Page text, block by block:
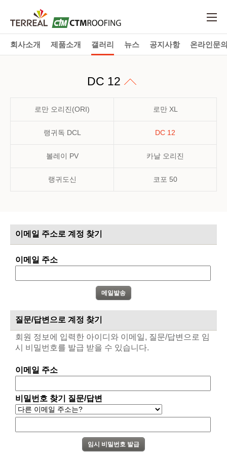
회사소개 제품소개 갤러리 뉴스 공지사항 온라인문
DC 12
로만 오리진(ORI) 로만 XL
랭귀독 DCL DC 12
볼레이 PV 카날 오리진
랭귀도신 코포 50
이메일 주소로 계정 찾기
이메일 주소
질문/답변으로 계정 찾기
회원 정보에 입력한 아이디와 이메일, 질문/답변으로 임
시 비밀번호를 발급 받을 수 있습니다.
이메일 주소
비밀번호 찾기 질문/답변